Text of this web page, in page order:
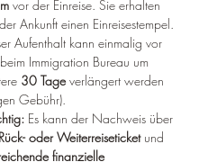
vor der Einreise. Sie erhalten
Ankunft einen Einreisestempel.
Aufenthalt kann einmalig vor
Immigration Bureau um
30 Tage verlängert werden
Gebühr).
Es kann der Nachweis über
Rück- oder Weiterreiseticket und
finanzielle